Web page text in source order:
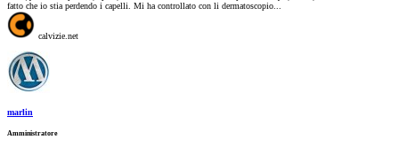
fatto che io stia perdendo i capelli. Mi ha controllato con li dermatoscopio...
calvizie.net
marlin
Amministratore